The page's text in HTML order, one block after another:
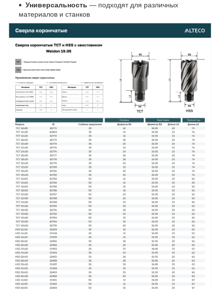
Универсальность — подходят для различных
материалов и станков